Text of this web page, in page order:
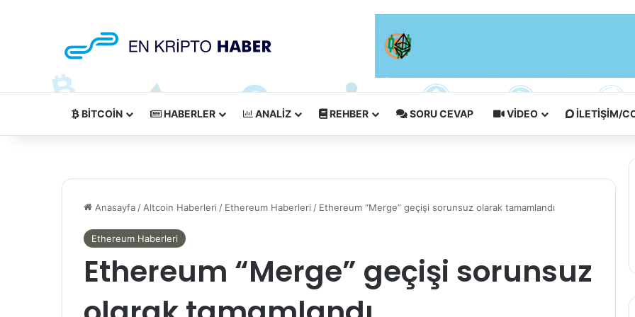
BITCOIN HABERLER ANALIZ REHBER SORU CEVAP VIDEO İLETIŞIM/
Anasayfa / Altcoin Haberleri / Ethereum Haberleri / Ethereum “Merge” geçişi sorunsuz olarak tamamlandı
Ethereum Haberleri
Ethereum “Merge” geçişi sorunsuz